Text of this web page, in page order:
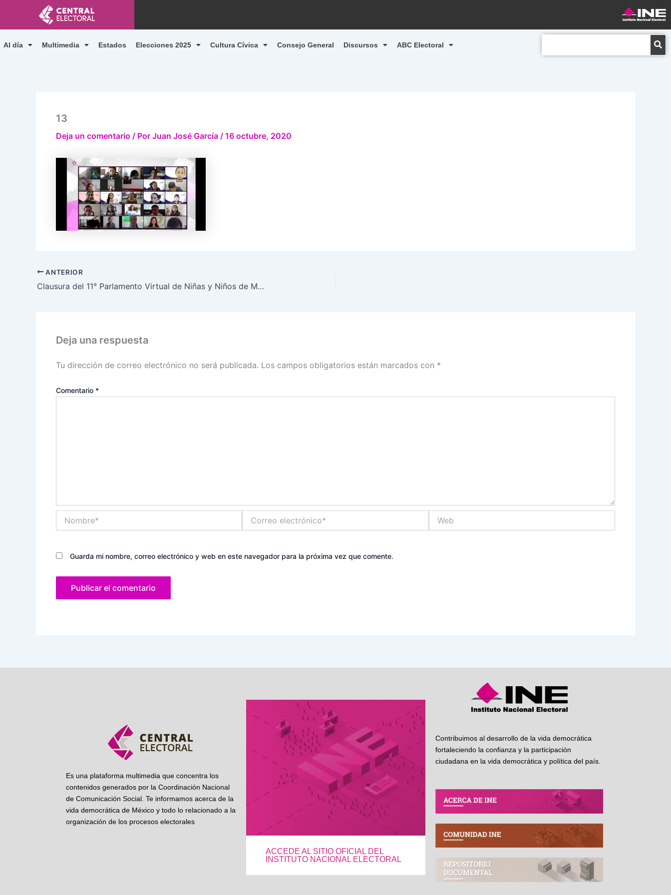
contenido
Al día Multimedia Estados Elecciones 2025 Cultura Cívica Consejo General Discursos ABC Electoral
13
Deja un comentario / Por Juan José García / 16 octubre, 2020
ANTERIOR
Clausura del 11° Parlamento Virtual de Niñas y Niños de México 2020
Deja una respuesta
Tu dirección de correo electrónico no será publicada. Los campos obligatorios están marcados con *
Comentario *
electrónico*
Guarda mi nombre, correo electrónico y web en este navegador para la próxima vez que comente.
Es una plataforma multimedia que concentra los
contenidos generados por la Coordinación Nacional
de Comunicación Social. Te informamos acerca de la
vida democrática de México y todo lo relacionado a la
organización de los procesos electorales
ACCEDE AL SITIO OFICIAL DEL
INSTITUTO NACIONAL ELECTORAL
Contribuimos al desarrollo de la vida democrática
fortaleciendo la confianza y la participación
ciudadana en la vida democrática y política del país.